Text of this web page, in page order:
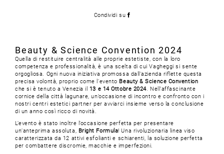
Condividi su
Beauty & Science Convention 2024
Quella di restituire centralità alle proprie estetiste, con la loro
competenza e professionalità, è una scelta di cui Vagheggi si sente
orgogliosa. Ogni nuova iniziativa promossa dall’azienda riflette questa
precisa volontà, proprio come l’evento Beauty & Science Convention
che si è tenuto a Venezia il 13 e 14 Ottobre 2024. Nell’affascinante
cornice della città lagunare, un’occasione di incontro e confronto con i
nostri centri estetici partner per avviarci insieme verso la conclusione
di un anno così ricco di novità.
L’evento è stato inoltre l’occasione perfetta per presentare
un’anteprima assoluta, Bright Formula! Una rivoluzionaria linea viso
caratterizzata da 12 attivi esfolianti e schiarenti, la soluzione perfetta
per combattere discromie, macchie e imperfezioni.